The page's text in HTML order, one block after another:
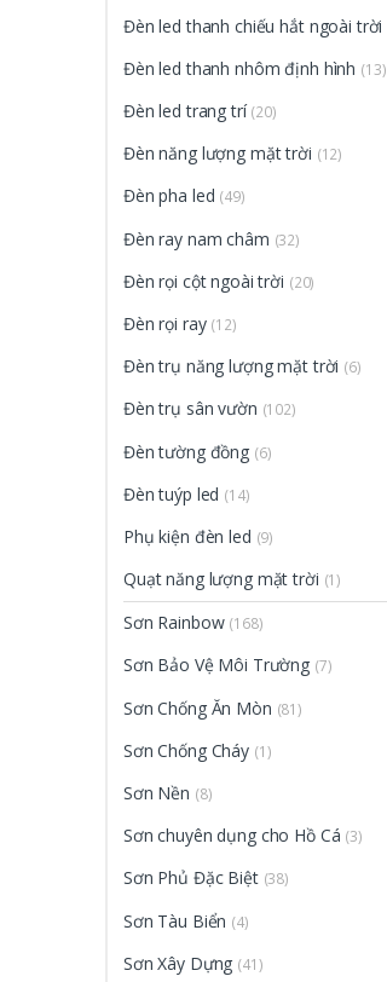
Đèn led thanh chiếu hắt ngoài trời
Đèn led thanh nhôm định hình (13)
Đèn led trang trí(20)
Đèn năng lượng mặt trời (12)
Đèn pha led (49)
Đèn ray nam châm (32)
Đèn rọi cột ngoài trời (20)
Đèn rọi ray (12)
Đèn trụ năng lượng mặt trời (6)
Đèn trụ sân vườn (102)
Đèn tường đồng (6)
Đèn tuýp led (14)
Phụ kiện đèn led (9)
Quạt năng lượng mặt trời (1)
Sơn Rainbow (168)
Sơn Bảo Vệ Môi Trường (7)
Sơn Chống Ăn Mòn (81)
Sơn Chống Cháy (1)
Sơn Nền (8)
Sơn chuyên dụng cho Hồ Cá (3)
Sơn Phủ Đặc Biệt (38)
Sơn Tàu Biển (4)
Sơn Xây Dựng (41)